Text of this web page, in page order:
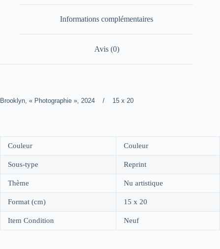
Informations complémentaires
Avis (0)
Brooklyn, « Photographie », 2024 / 15 x 20
Couleur Couleur
Sous-type Reprint
Thème Nu artistique
Format (cm) 15 x 20
Item Condition Neuf